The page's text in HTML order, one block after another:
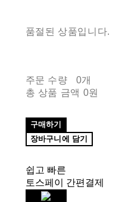
품절된 상품입니다.
주문 수량
0개
총 상품 금액 0원
구매하기
장바구니에 담기
쉽고 빠른
토스페이 간편결제